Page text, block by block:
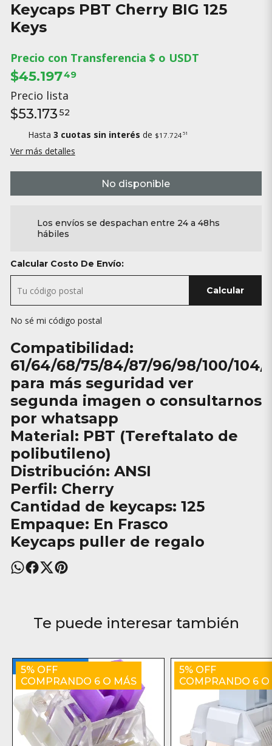
Keycaps PBT Cherry BIG 125
Keys
Precio con Transferencia $ o USDT
$45.19749
Precio lista
$53.17352
Hasta 3 cuotas sin interés de $17.72451
Ver más detalles
No disponible
Los envíos se despachan entre 24 a 48hs
hábiles
Calcular Costo De Envío:
Calcular
No sé mi código postal
Compatibilidad:
61/64/68/75/84/87/96/98/100/104/
para más seguridad ver
segunda imagen o consultarnos
por whatsapp
Material: PBT (Tereftalato de
polibutileno)
Distribución: ANSI
Perfil: Cherry
Cantidad de keycaps: 125
Empaque: En Frasco
Keycaps puller de regalo
Te puede interesar también
5% OFF
COMPRANDO 6 O MÁS
5% OFF
COMPRANDO 6 O